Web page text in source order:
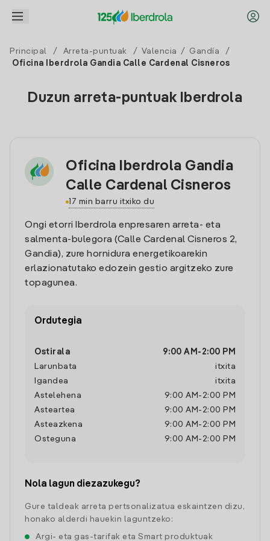
Principal / Arreta-puntuak / Valencia / Gandía
/
Oficina Iberdrola Gandia Calle Cardenal Cisneros
Duzun arreta-puntuak Iberdrola
Oficina Iberdrola Gandia
Calle Cardenal Cisneros
17 min barru itxiko du
Ongi etorri Iberdrola enpresaren arreta- eta
salmenta-bulegora (Calle Cardenal Cisneros 2,
Gandia), zure hornidura energetikoarekin
erlazionatutako edozein gestio argitzeko zure
topagunea.
Ordutegia
Ostirala 9:00 AM - 2:00 PM
Larunbata
itxita
Igandea
itxita
Astelehena
9:00 AM - 2:00 PM
Asteartea
9:00 AM - 2:00 PM
Asteazkena
9:00 AM - 2:00 PM
Osteguna
9:00 AM - 2:00 PM
Nola lagun diezazukegu?
Gure taldeak arreta pertsonalizatua eskaintzen dizu,
honako alderdi hauekin laguntzeko:
Argi- eta gas-tarifak eta Smart produktuak